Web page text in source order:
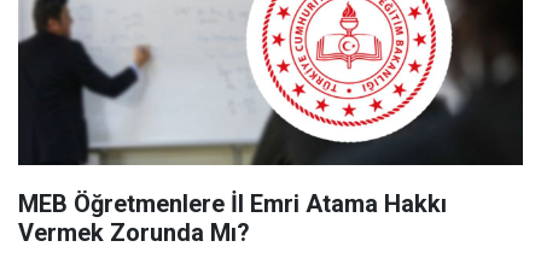
MEB Öğretmenlere İl Emri Atama Hakkı
Vermek Zorunda Mı?